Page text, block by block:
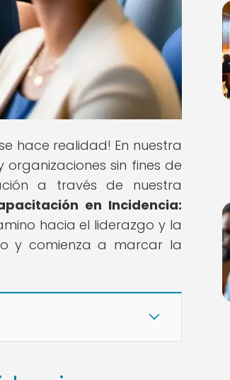
hace realidad! En nuestra
sin fines de
a través de nuestra
en Incidencia:
hacia el liderazgo y la
y comienza a marcar la